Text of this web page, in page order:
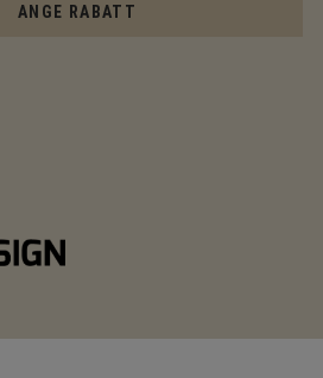
ANGE RABATT